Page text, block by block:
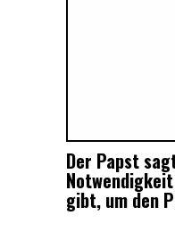
Der Papst
gibt, um den